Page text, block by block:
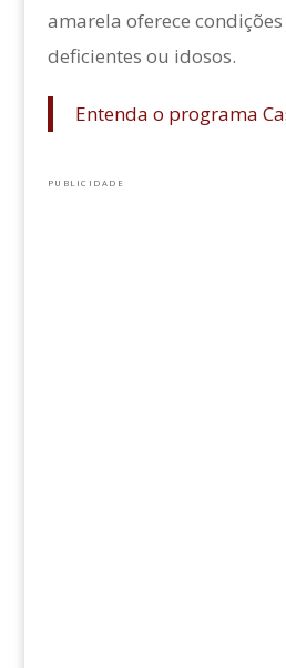
amarela oferece
deficientes ou idosos.
Entenda o programa
PUBLICIDADE